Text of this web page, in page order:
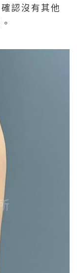
認沒有其他